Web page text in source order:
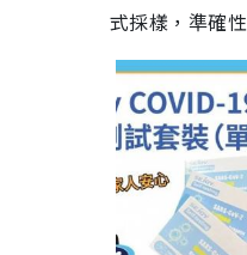
式採樣，準確